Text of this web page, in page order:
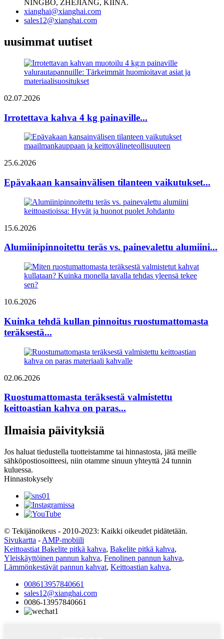
NINGBO, ZHEJIANG, KIINA.
xianghai@xianghai.com
sales12@xianghai.com
uusimmat uutiset
02.07.2026
Irrotettava kahva 4 kg painaville...
25.6.2026
Epävakaan kansainvälisen tilanteen vaikutukset...
15.6.2026
Alumiinipinnoitettu teräs vs. painevalettu alumiini...
10.6.2026
Kuinka tehdä kullan pinnoitus ruostumattomasta
teräksestä...
02.06.2026
Ruostumattomasta teräksestä valmistettu
keittoastian kahva on paras...
Ilmaisia ​​päivityksiä
Jos haluat tiedustella tuotteistamme tai hinnastosta, jätä meille
sähköpostiosoitteesi, niin otamme sinuun yhteyttä 24 tunnin
kuluessa.
Hinnastokysely
© Tekijänoikeus - 2010-2023: Kaikki oikeudet pidätetään.
Sivukartta - AMP-mobiili
Keittoastiat Bakelite pitkä kahva, Bakelite pitkä kahva,
Yleiskäyttöinen pannun kahva, Fenolinen pannun kahva,
Lämmönkestävät pannun kahvat, Keittoastian kahva,
008613957840661
sales12@xianghai.com
0086-13957840661